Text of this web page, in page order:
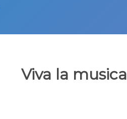
Viva la musica